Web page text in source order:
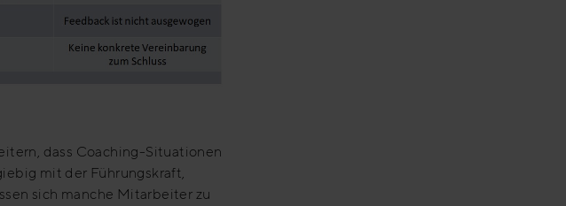
dass Coaching-Situationen
mit der Führungskraft,
sich manche Mitarbeiter zu